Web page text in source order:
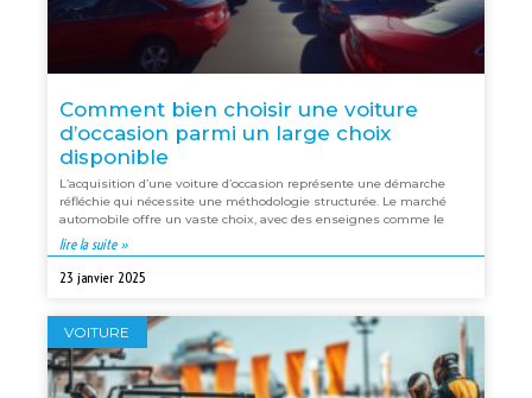
Comment bien choisir une voiture
d’occasion parmi un large choix
disponible
L’acquisition d’une voiture d’occasion représente une démarche
réfléchie qui nécessite une méthodologie structurée. Le marché
automobile offre un vaste choix, avec des enseignes comme le
lire la suite »
23 janvier 2025
VOITURE